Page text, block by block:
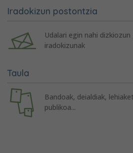
Iradokizun postontzia
Udalari egin nahi
iradokizunak
Taula
Bandoak, deialdiak,
publikoa...